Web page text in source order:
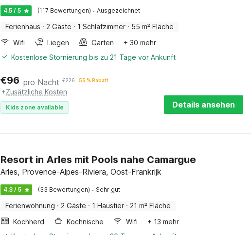
4.5 / 5 (117 Bewertungen) · Ausgezeichnet
Ferienhaus · 2 Gäste · 1 Schlafzimmer · 55 m² Fläche
Wifi
Liegen Garten
+ 30 mehr
Kostenlose Stornierung bis zu 21 Tage vor Ankunft
€96 pro Nacht €226 55 % Rabatt
+Zusätzliche Kosten
Kids zone available Details ansehen
Resort in Arles mit Pools nahe Camargue
Arles, Provence-Alpes-Riviera, Oost-Frankrijk
4.3 / 5 (33 Bewertungen) · Sehr gut
Ferienwohnung · 2 Gäste · 1 Haustier · 21 m² Fläche
Kochherd
Kochnische Wifi
+ 13 mehr